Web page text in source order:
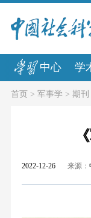
中心 学
首页> 军事学 > 期刊
2022-12-26 来源：